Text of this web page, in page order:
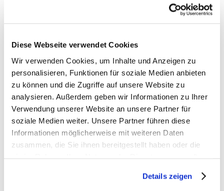
Diese Webseite verwendet Cookies
Wir verwenden Cookies, um Inhalte und Anzeigen zu
personalisieren, Funktionen für soziale Medien anbieten
zu können und die Zugriffe auf unsere Website zu
analysieren. Außerdem geben wir Informationen zu Ihrer
Verwendung unserer Website an unsere Partner für
soziale Medien weiter. Unsere Partner führen diese
Informationen möglicherweise mit weiteren Daten
zusammen, die Sie ihnen bereitgestellt haben oder die
Sie unsere Webseite weiterhin nutzen.
Details zeigen
dabei, dass man sich voraussichtlich gegenseitig auf die Schulter
klopft, dass man so tapfer und standhaft geblieben ist, dass sich aber
gleichzeitig am Status Quo überhaupt nichts ändert.
antworten
gesamter Thread: RSS-Feed dieser Diskussion
02.06.2026, 16:23
Nix lieber Joerg...- tribuna del cementerio,
02.06.2026, 17:23
der wahre Grund…-ex-mitglied ,02.06.2026, 18:05
der wahre Grund…
tribuna del cementerio
03.06.2026, 01:46
der wahre Grund…-ex-mitglied
,
03.06.2026, 20:56
03.06.2026, 07:50